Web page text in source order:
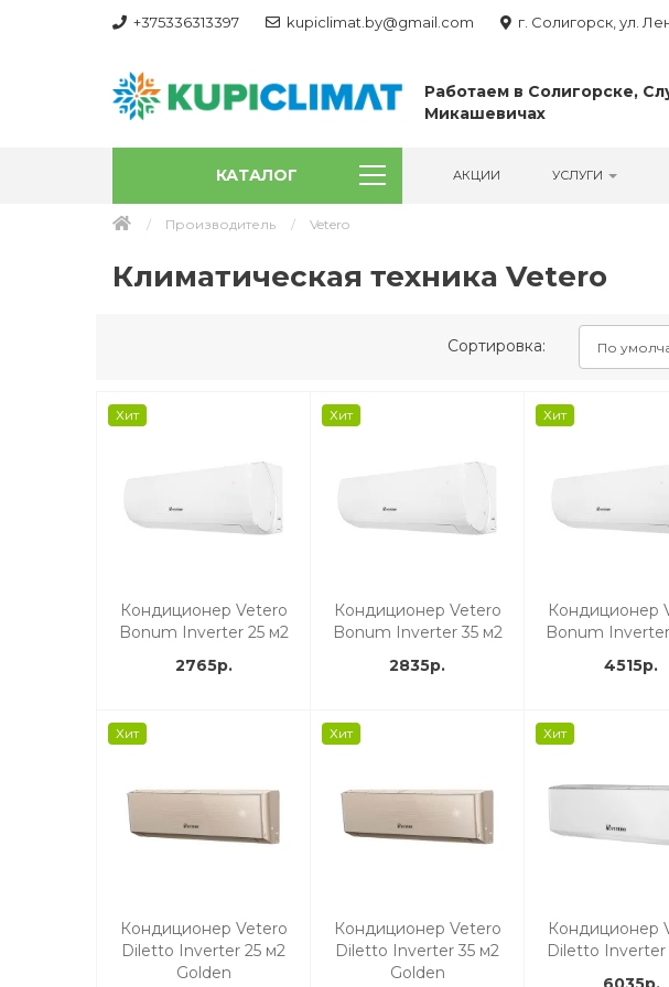
+375336313397 kupiclimat.by@gmail.com г. Солигорск, ул.
Работаем в Солигорске,
Микашевичах
КАТАЛОГ АКЦИИ УСЛУГИ
Производитель Vetero
Климатическая техника Vetero
Сортировка:
Хит
Кондиционер Vetero
Bonum Inverter 25 м2
2765р.
Хит
Кондиционер Vetero
Bonum Inverter 35 м2
2835р.
Хит
Кондиционер
Bonum
4515р.
Хит
Кондиционер Vetero
Diletto Inverter 25 м2
Golden
Хит
Кондиционер Vetero
Diletto Inverter 35 м2
Golden
Хит
Кондиционер
Diletto